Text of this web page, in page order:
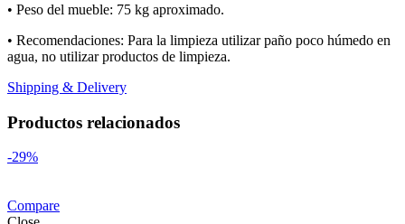
• Peso del mueble: 75 kg aproximado.
• Recomendaciones: Para la limpieza utilizar paño poco húmedo en
agua, no utilizar productos de limpieza.
Shipping & Delivery
Productos relacionados
-29%
Compare